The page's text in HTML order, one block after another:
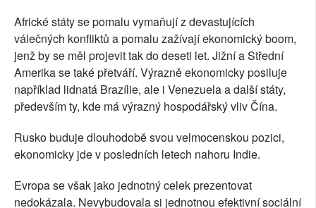
Africké státy se pomalu vymaňují z devastujících
válečných konfliktů a pomalu zažívají ekonomický boom,
jenž by se měl projevit tak do deseti let. Jižní a Střední
Amerika se také přetváří. Výrazně ekonomicky posiluje
například lidnatá Brazílie, ale i Venezuela a další státy,
především ty, kde má výrazný hospodářský vliv Čína.
Rusko buduje dlouhodobě svou velmocenskou pozici,
ekonomicky jde v posledních letech nahoru Indie.
Evropa se však jako jednotný celek prezentovat
nedokázala. Nevybudovala si jednotnou efektivní sociální